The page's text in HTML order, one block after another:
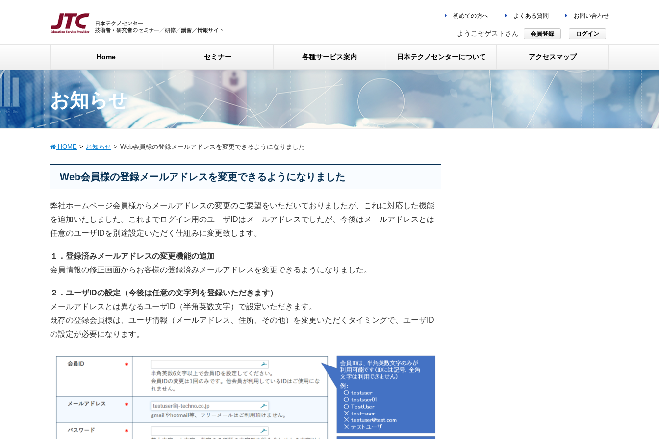
初めての方へ よくある質問 お問い合わせ
ようこそゲストさん 会員登録 ログイン
Home セミナー 各種サービス案内 日本テクノセンターについて アクセスマップ
お知らせ
HOME お知らせ Web会員様の登録メールアドレスを変更できるようになりました
Web会員様の登録メールアドレスを変更できるようになりました
弊社ホームページ会員様からメールアドレスの変更のご要望をいただいておりましたが、これに対応した機能
を追加いたしました。これまでログイン用のユーザIDはメールアドレスでしたが、今後はメールアドレスとは
任意のユーザIDを別途設定いただく仕組みに変更致します。
１．登録済みメールアドレスの変更機能の追加
会員情報の修正画面からお客様の登録済みメールアドレスを変更できるようになりました。
２．ユーザIDの設定（今後は任意の文字列を登録いただきます）
メールアドレスとは異なるユーザID（半角英数文字）で設定いただきます。
既存の登録会員様は、ユーザ情報（メールアドレス、住所、その他）を変更いただくタイミングで、ユーザID
の設定が必要になります。